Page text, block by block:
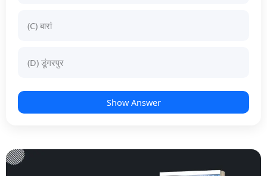
(C) बारां
(D) डूंगरपुर
Show Answer